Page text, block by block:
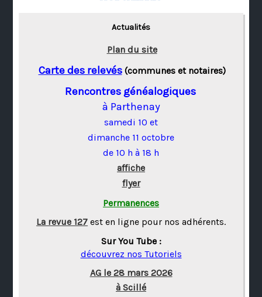
Actualités
Plan du site
Carte des relevés(communes et notaires)
Rencontres généalogiques
à Parthenay
samedi 10 et
dimanche 11 octobre
de 10 h à 18 h
affiche
flyer
Permanences
La revue 127 est en ligne pour nos adhérents.
Sur You Tube :
découvrez nos Tutoriels
AG le 28 mars 2026
à Scillé